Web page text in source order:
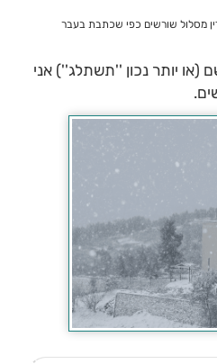
מסלול שורשים כפי שכתבת בעבר
יותר נכון ''תשתלג'') אני